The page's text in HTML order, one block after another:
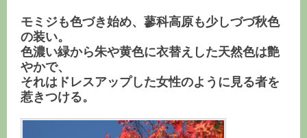
モミジも色づき始め、蓼科高原も少しづづ秋色
の装い。
色濃い緑から朱や黄色に衣替えした天然色は艶
やかで、
それはドレスアップした女性のように見る者を
惹きつける。